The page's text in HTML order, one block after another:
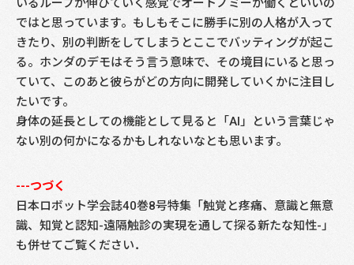
いるループが伸びていく感覚でオートノミーが働くといいの
ではと思っています。もしもそこに勝手に別の人格が入って
きたり、別の判断をしてしまうとここでバッティングが起こ
る。ホンダのデモはそう言う意味で、その境目にいると思っ
ていて、このあと彼らがどの方向に開発していくかに注目し
たいです。
身体の延長としての機能として見ると「AI」という言葉じゃ
ない別の何かになるかもしれないなとも思います。
---つづく
日本ロボット学会誌40巻8号特集「触覚と疼痛、意識と無意
識、知覚と認知-遠隔触診の実現を通して探る新たな知性-」
も併せてご覧ください．